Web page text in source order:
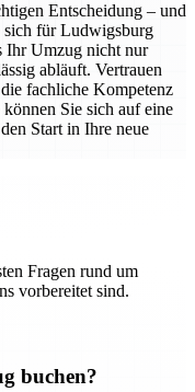
Entscheidung – und
sich für Ludwigsburg
Ihr Umzug nicht nur
abläuft. Vertrauen
fachliche Kompetenz
Sie sich auf eine
Start in Ihre neue
Fragen rund um
vorbereitet sind.
buchen?